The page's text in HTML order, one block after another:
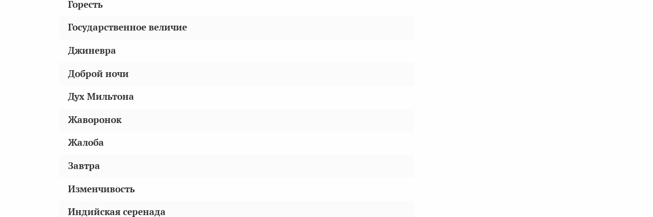
Горесть
Государственное величие
Джиневра
Доброй ночи
Дух Мильтона
Жаворонок
Жалоба
Завтра
Изменчивость
Индийская серенада